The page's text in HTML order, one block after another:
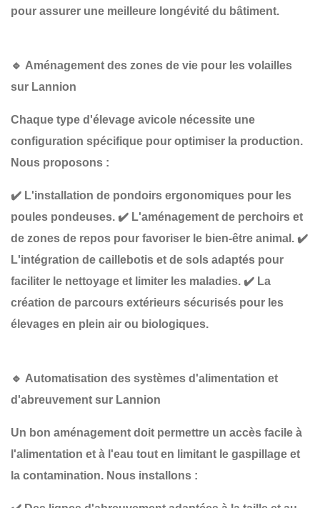
pour assurer une meilleure longévité du bâtiment.
🔹 Aménagement des zones de vie pour les volailles
sur Lannion
Chaque type d'élevage avicole nécessite une
configuration spécifique pour optimiser la production.
Nous proposons :
✔️ L'installation de pondoirs ergonomiques pour les
poules pondeuses. ✔️ L'aménagement de perchoirs et
de zones de repos pour favoriser le bien-être animal. ✔️
L'intégration de caillebotis et de sols adaptés pour
faciliter le nettoyage et limiter les maladies. ✔️ La
création de parcours extérieurs sécurisés pour les
élevages en plein air ou biologiques.
🔹 Automatisation des systèmes d'alimentation et
d'abreuvement sur Lannion
Un bon aménagement doit permettre un accès facile à
l'alimentation et à l'eau tout en limitant le gaspillage et
la contamination. Nous installons :